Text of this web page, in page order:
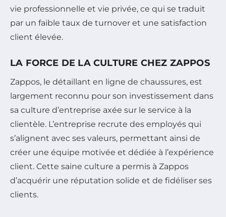
vie professionnelle et vie privée, ce qui se traduit
par un faible taux de turnover et une satisfaction
client élevée.
LA FORCE DE LA CULTURE CHEZ ZAPPOS
Zappos, le détaillant en ligne de chaussures, est
largement reconnu pour son investissement dans
sa culture d’entreprise axée sur le service à la
clientèle. L’entreprise recrute des employés qui
s’alignent avec ses valeurs, permettant ainsi de
créer une équipe motivée et dédiée à l’expérience
client. Cette saine culture a permis à Zappos
d’acquérir une réputation solide et de fidéliser ses
clients.